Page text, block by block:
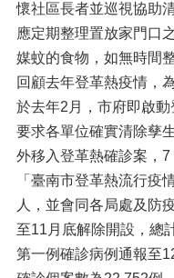
懷社區長者並巡視協助
應定期整理置放家門口
媒蚊的食物，如無時間
回顧去年登革熱疫情，
於去年2月，市府即啟
要求各單位確實清除孳
外移入登革熱確診案，
「臺南市登革熱流行疫
人，並會同各局處及防
至11月底解除開設，總
第一例確診病例通報至